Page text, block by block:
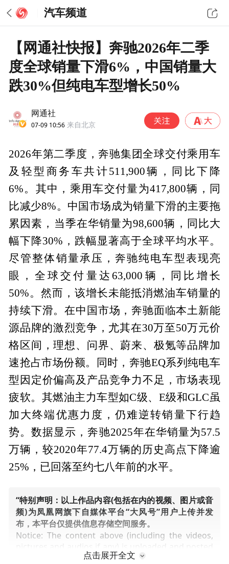
汽车频道
【网通社快报】奔驰2026年二季
度全球销量下滑6%，中国销量大
跌30%但纯电车型增长50%
网通社
07-09 10:56 来自北京
2026年第二季度，奔驰集团全球交付乘用车
及轻型商务车共计511,900辆，同比下降
6%。其中，乘用车交付量为417,800辆，同
比减少8%。中国市场成为销量下滑的主要拖
累因素，当季在华销量为98,600辆，同比大
幅下降30%，跌幅显著高于全球平均水平。
尽管整体销量承压，奔驰纯电车型表现亮
眼，全球交付量达63,000辆，同比增长
50%。然而，该增长未能抵消燃油车销量的
持续下滑。在中国市场，奔驰面临本土新能
源品牌的激烈竞争，尤其在30万至50万元价
格区间，理想、问界、蔚来、极氪等品牌加
速抢占市场份额。同时，奔驰EQ系列纯电车
型因定价偏高及产品竞争力不足，市场表现
疲软。其燃油主力车型如C级、E级和GLC虽
加大终端优惠力度，仍难逆转销量下行趋
势。数据显示，奔驰2025年在华销量为57.5
万辆，较2020年77.4万辆的历史高点下降逾
25%，已回落至约七八年前的水平。
“特别声明：以上作品内容(包括在内的视频、图片或音
频)为凤凰网旗下自媒体平台“大风号”用户上传并发
布，本平台仅提供信息存储空间服务。
Notice: The content above (including the videos,
pictures and audios if any) is uploaded and posted
by the user of Dafeng Hao, which is a social media
点击展开全文